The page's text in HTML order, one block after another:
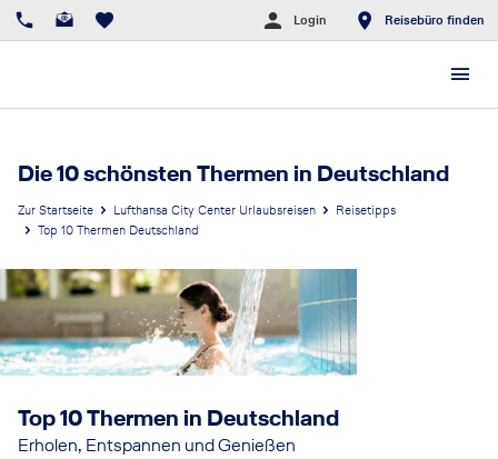
Login Reisebüro finden
Die 10 schönsten Thermen in Deutschland
Zur Startseite Lufthansa City Center Urlaubsreisen
Reisetipps
Top 10 Thermen Deutschland
Top 10 Thermen in Deutschland
Erholen, Entspannen und Genießen